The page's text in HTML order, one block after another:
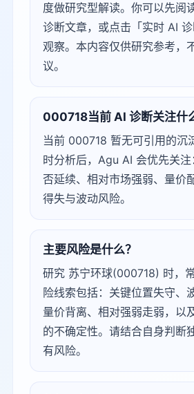
度做研究型解读。你可以先阅
诊断文章，或点击「实时 AI
观察。本内容仅供研究参考，
议。
000718当前 AI 诊断关注什
当前 000718 暂无可引用的沉
时分析后，Agu AI 会优先关
否延续、相对市场强弱、量价
得失与波动风险。
主要风险是什么？
研究 苏宁环球(000718) 时，
险线索包括：关键位置失守、
量价背离、相对强弱走弱，以
的不确定性。请结合自身判断
有风险。